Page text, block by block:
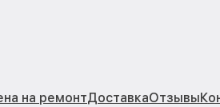
на ремонтДоставкаОтзывы